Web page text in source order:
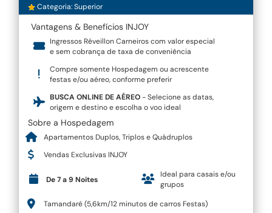
Categoria: Superior
Vantagens & Benefícios INJOY
Ingressos Réveillon Carneiros com valor especial
e sem cobrança de taxa de conveniência
Compre somente Hospedagem ou acrescente
festas e/ou aéreo, conforme preferir
BUSCA ONLINE DE AÉREO- Selecione as datas,
origem e destino e escolha o voo ideal
Sobre a Hospedagem
Apartamentos Duplos, Triplos e Quádruplos
Vendas Exclusivas INJOY
De 7 a 9 Noites
Ideal para casais e/ou
grupos
Tamandaré (5,6km/12 minutos de carros Festas)